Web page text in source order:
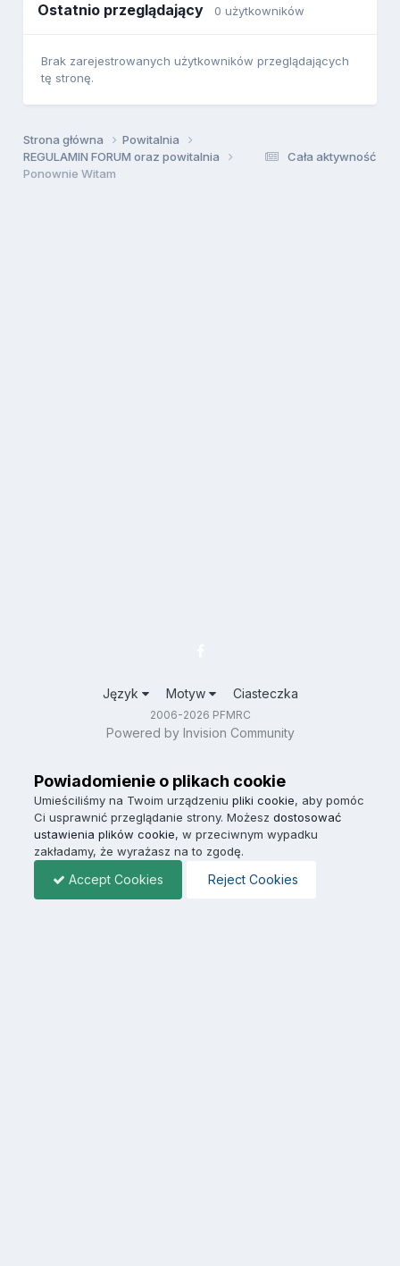
Ostatnio przeglądający 0 użytkowników
Brak zarejestrowanych użytkowników przeglądających
tę stronę.
Cała aktywność
Strona główna
Powitalnia
REGULAMIN FORUM oraz powitalnia
Ponownie Witam
Język Motyw Ciasteczka
2006-2026 PFMRC
Powered by Invision Community
Powiadomienie o plikach cookie
Umieściliśmy na Twoim urządzeniu pliki cookie, aby pomóc
Ci usprawnić przeglądanie strony. Możesz dostosować
ustawienia plików cookie, w przeciwnym wypadku
zakładamy, że wyrażasz na to zgodę.
Accept Cookies Reject Cookies